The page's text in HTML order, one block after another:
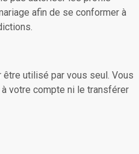
afin de se conformer à
utilisé par vous seul. Vous
votre compte ni le transférer